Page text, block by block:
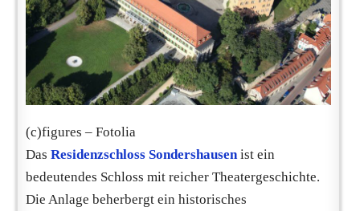
(c)figures – Fotolia
Das Residenzschloss Sondershausenist ein
bedeutendes Schloss mit reicher Theatergeschichte.
Die Anlage beherbergt ein historisches